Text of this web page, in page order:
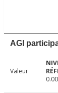
AGI
Valeur
0.00